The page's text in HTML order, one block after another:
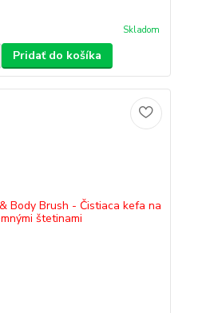
Skladom
Pridať do košíka